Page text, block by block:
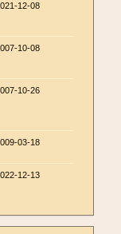
12-08
10-08
10-26
03-18
12-13